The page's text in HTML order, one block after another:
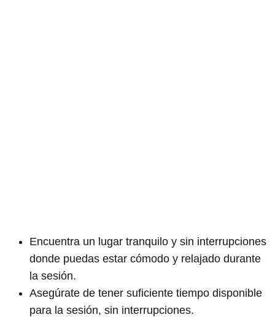
Encuentra un lugar tranquilo y sin interrupciones
donde puedas estar cómodo y relajado durante
la sesión.
Asegúrate de tener suficiente tiempo disponible
para la sesión, sin interrupciones.